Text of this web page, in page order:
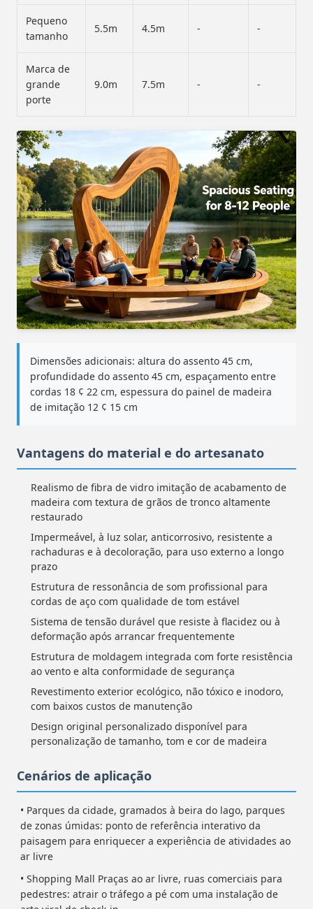
Pequeno
tamanho
5.5m 4.5m - -
Marca de
grande
porte
9.0m 7.5m - -
Dimensões adicionais: altura do assento 45 cm,
profundidade do assento 45 cm, espaçamento entre
cordas 18 ¢ 22 cm, espessura do painel de madeira
de imitação 12 ¢ 15 cm
Vantagens do material e do artesanato
Realismo de fibra de vidro imitação de acabamento de
madeira com textura de grãos de tronco altamente
restaurado
Impermeável, à luz solar, anticorrosivo, resistente a
rachaduras e à decoloração, para uso externo a longo
prazo
Estrutura de ressonância de som profissional para
cordas de aço com qualidade de tom estável
Sistema de tensão durável que resiste à flacidez ou à
deformação após arrancar frequentemente
Estrutura de moldagem integrada com forte resistência
ao vento e alta conformidade de segurança
Revestimento exterior ecológico, não tóxico e inodoro,
com baixos custos de manutenção
Design original personalizado disponível para
personalização de tamanho, tom e cor de madeira
Cenários de aplicação
• Parques da cidade, gramados à beira do lago, parques
de zonas úmidas: ponto de referência interativo da
paisagem para enriquecer a experiência de atividades ao
ar livre
• Shopping Mall Praças ao ar livre, ruas comerciais para
pedestres: atrair o tráfego a pé com uma instalação de